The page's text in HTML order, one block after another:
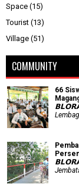
Space (15)
Tourist (13)
Village (51)
COMMUNITY
66
𝗕𝗟𝗢𝗥𝗔
𝗕𝗟𝗢𝗥𝗔